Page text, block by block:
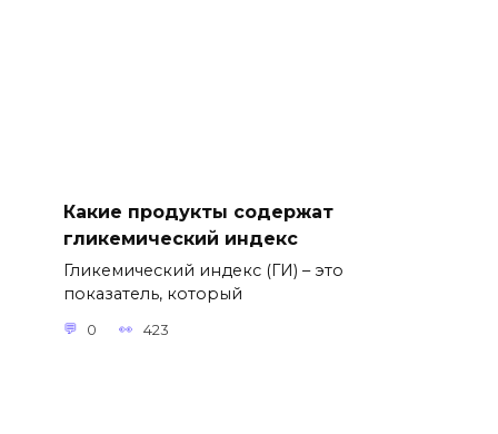
Какие продукты содержат
гликемический индекс
Гликемический индекс (ГИ) – это
показатель, который
0 423